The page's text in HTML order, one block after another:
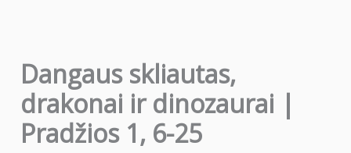
Dangaus skliautas,
drakonai ir dinozaurai |
Pradžios 1, 6-25